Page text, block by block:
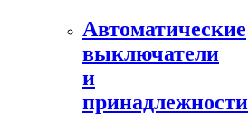
Автоматические
выключатели
и
принадлежности